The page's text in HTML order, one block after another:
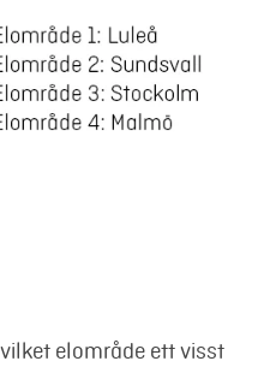
elområde ett visst